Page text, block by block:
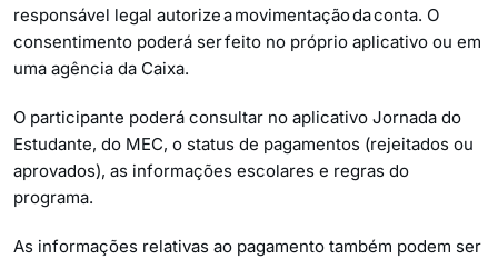
responsável legal autorize a movimentação da conta. O
consentimento poderá ser feito no próprio aplicativo ou em
uma agência da Caixa.
O participante poderá consultar no aplicativo Jornada do
Estudante, do MEC, o status de pagamentos (rejeitados ou
aprovados), as informações escolares e regras do
programa.
As informações relativas ao pagamento também podem ser